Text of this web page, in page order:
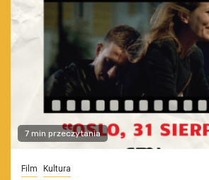
7 min przeczytania
Film Kultura